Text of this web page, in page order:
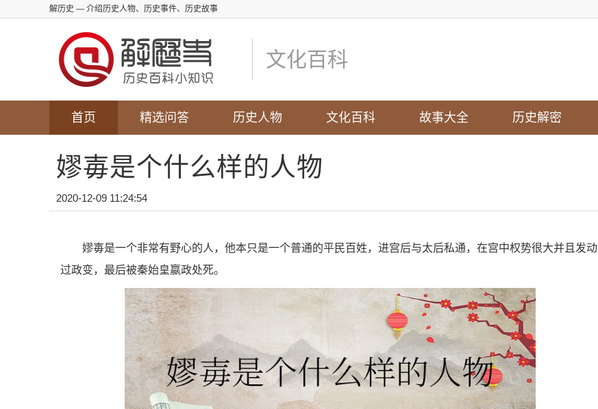
解历史 — 介绍历史人物、历史事件、历史故事
文化百科
首页 精选问答 历史人物 文化百科 故事大全 历史解密
嫪毐是个什么样的人物
2020-12-09 11:24:54
嫪毐是一个非常有野心的人，他本只是一个普通的平民百姓，进宫后与太后私通，在宫中权势很大并且发动
过政变，最后被秦始皇嬴政处死。